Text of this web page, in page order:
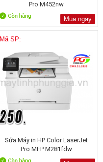
Pro M452nw
Mua ngay
Mã SP:
Sửa Máy in HP Color LaserJet
Pro MFP M281fdw